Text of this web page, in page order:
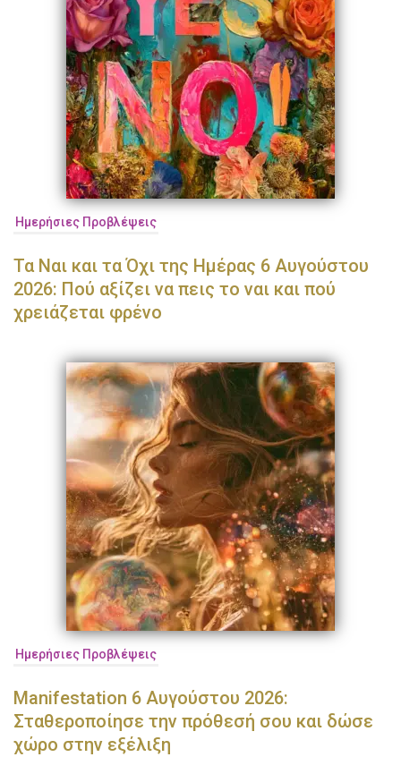
Ημερήσιες Προβλέψεις
Τα Ναι και τα Όχι της Ημέρας 6 Αυγούστου
2026: Πού αξίζει να πεις το ναι και πού
χρειάζεται φρένο
Ημερήσιες Προβλέψεις
Manifestation 6 Αυγούστου 2026:
Σταθεροποίησε την πρόθεσή σου και δώσε
χώρο στην εξέλιξη